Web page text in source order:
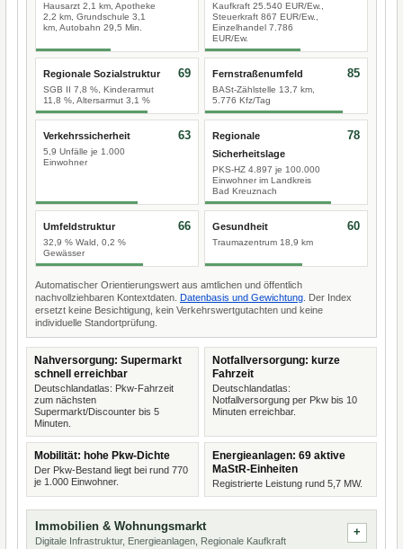
Hausarzt 2,1 km, Apotheke
2,2 km, Grundschule 3,1
km, Autobahn 29,5 Min.
Kaufkraft 25.540 EUR/Ew.,
Steuerkraft 867 EUR/Ew.,
Einzelhandel 7.786
EUR/Ew.
Regionale Sozialstruktur
SGB II 7,8 %, Kinderarmut
11,8 %, Altersarmut 3,1 %
69 Fernstraßenumfeld
BASt-Zählstelle 13,7 km,
5.776 Kfz/Tag
85
Verkehrssicherheit
5,9 Unfälle je 1.000
Einwohner
63
Regionale
Sicherheitslage
PKS-HZ 4.897 je 100.000
Einwohner im Landkreis
Bad Kreuznach
78
Umfeldstruktur
32,9 % Wald, 0,2 %
Gewässer
66 Gesundheit
Traumazentrum 18,9 km
60
Automatischer Orientierungswert aus amtlichen und öffentlich
nachvollziehbaren Kontextdaten. Datenbasis und Gewichtung . Der Index
ersetzt keine Besichtigung, kein Verkehrswertgutachten und keine
individuelle Standortprüfung.
Nahversorgung: Supermarkt
schnell erreichbar
Deutschlandatlas: Pkw-Fahrzeit
zum nächsten
Supermarkt/Discounter bis 5
Minuten.
Notfallversorgung: kurze
Fahrzeit
Deutschlandatlas:
Notfallversorgung per Pkw bis 10
Minuten erreichbar.
Mobilität: hohe Pkw-Dichte
Der Pkw-Bestand liegt bei rund 770
je 1.000 Einwohner.
Energieanlagen: 69 aktive
MaStR-Einheiten
Registrierte Leistung rund 5,7 MW.
Immobilien & Wohnungsmarkt
Digitale Infrastruktur, Energieanlagen, Regionale Kaufkraft